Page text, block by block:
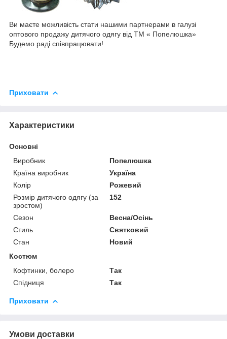
Ви маєте можливість стати нашими партнерами в галузі
оптового продажу дитячого одягу від ТМ « Попелюшка»
Будемо раді співпрацювати!
Приховати
Характеристики
Основні
Виробник
Попелюшка
Країна виробник
Україна
Колір
Рожевий
Розмір дитячого одягу (за
зростом)
152
Сезон
Весна/Осінь
Стиль
Святковий
Стан
Новий
Костюм
Кофтинки, болеро
Так
Спідниця
Так
Приховати
Умови доставки